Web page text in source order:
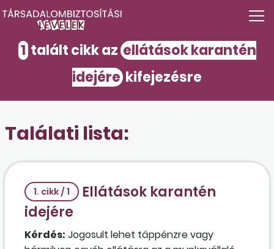
1talált cikk az ellátások karantén
idejére kifejezésre
Találati lista:
1. cikk / 1
Ellátások karantén
idejére
Kérdés: Jogosult lehet táppénzre vagy